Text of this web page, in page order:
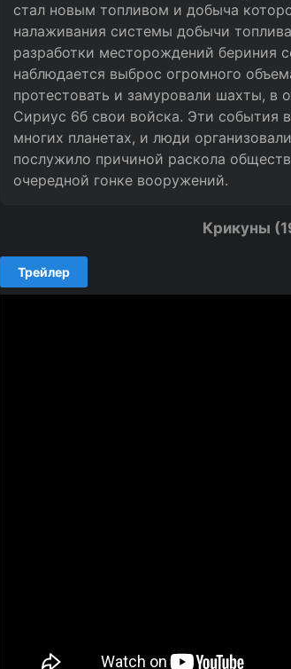
стал новым топливом и добыча
налаживания системы добычи
разработки месторождений бериния
наблюдается выброс огромного
протестовать и замуровали шахты, в
Сириус 6б свои войска. Эти события
многих планетах, и люди
послужило причиной раскола
очередной гонке вооружений.
Крикуны
Трейлер